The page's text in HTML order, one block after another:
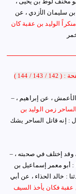
سليمان الأزدي ، عن
الوليد بن عقبة كان
143 / 144 )
– ، عن إبراهيم ،
زمن الوليد بن
: إنه قاتل الساحر يشك
– وقد إختلف في صحبته ،
: أبو معمر إسماعيل بن
: خالد الحذاء ، عن أبي
عقبة فكان يأخذ السيف